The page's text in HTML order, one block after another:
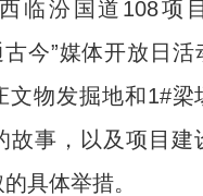
临汾国道108项
古今”媒体开放日活
文物发掘地和1#梁
故事，以及项目建
具体举措。